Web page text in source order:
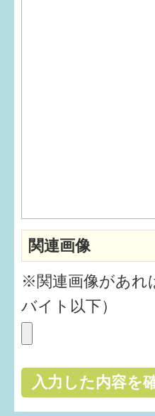
関連画像
※関連画像があれ
バイト以下）
子育てマップ
イベントレポート
なるほどコラム
メールマガジン
はぐくむ.net相談
みんなの知恵袋